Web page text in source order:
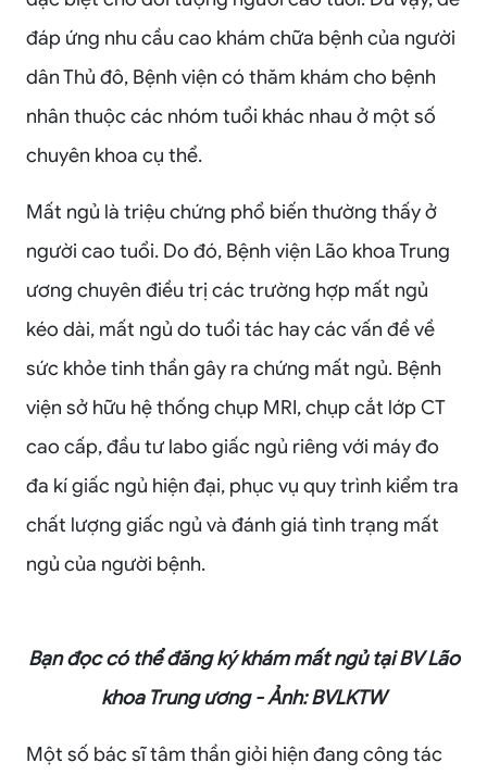
đáp ứng nhu cầu cao khám chữa bệnh của người
dân Thủ đô, Bệnh viện có thăm khám cho bệnh
nhân thuộc các nhóm tuổi khác nhau ở một số
chuyên khoa cụ thể.
Mất ngủ là triệu chứng phổ biến thường thấy ở
người cao tuổi. Do đó, Bệnh viện Lão khoa Trung
ương chuyên điều trị các trường hợp mất ngủ
kéo dài, mất ngủ do tuổi tác hay các vấn đề về
sức khỏe tinh thần gây ra chứng mất ngủ. Bệnh
viện sở hữu hệ thống chụp MRI, chụp cắt lớp CT
cao cấp, đầu tư labo giấc ngủ riêng với máy đo
đa kí giấc ngủ hiện đại, phục vụ quy trình kiểm tra
chất lượng giấc ngủ và đánh giá tình trạng mất
ngủ của người bệnh.
Bạn đọc có thể đăng ký khám mất ngủ tại BV Lão
khoa Trung ương - Ảnh: BVLKTW
Một số bác sĩ tâm thần giỏi hiện đang công tác